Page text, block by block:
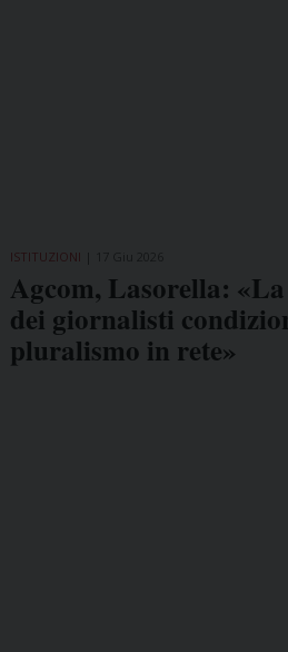
ISTITUZIONI
Agcom, Lasorella:
dei giornalisti
pluralismo in rete»